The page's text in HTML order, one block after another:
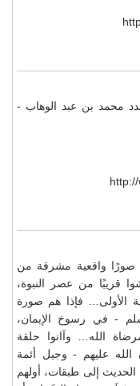
محمد بن عبد الوهاب -
صورًا واقعية مشرقة من
قريبًا من عصر النبوة،
الأولى… فإذا هم صورة
- في رسوخ الإيمان،
الله… وآانوا حلقة
عليهم - وجيل أئمة
إلى طبقات، أولهم